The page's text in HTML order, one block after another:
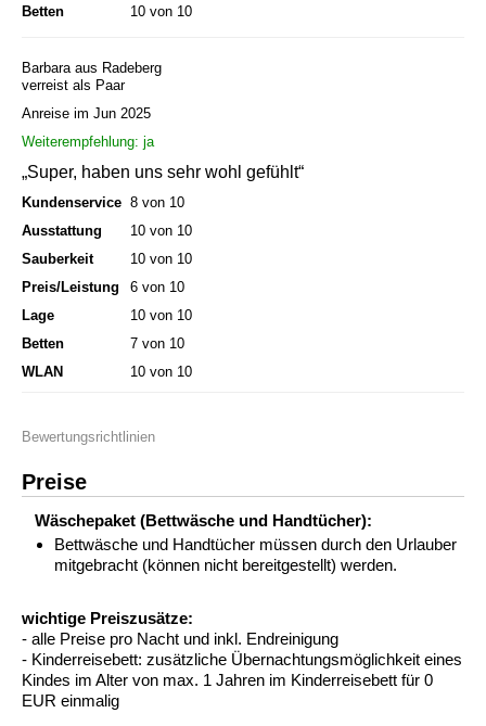
Betten
10 von 10
Barbara aus Radeberg
verreist als Paar
Anreise im Jun 2025
Weiterempfehlung: ja
„Super, haben uns sehr wohl gefühlt“
Kundenservice 8 von 10
Ausstattung
10 von 10
Sauberkeit
10 von 10
Preis/Leistung
6 von 10
Lage
10 von 10
Betten
7 von 10
WLAN
10 von 10
Bewertungsrichtlinien
Preise
Wäschepaket (Bettwäsche und Handtücher):
Bettwäsche und Handtücher müssen durch den Urlauber
mitgebracht (können nicht bereitgestellt) werden.
wichtige Preiszusätze:
- alle Preise pro Nacht und inkl. Endreinigung
- Kinderreisebett: zusätzliche Übernachtungsmöglichkeit eines
Kindes im Alter von max. 1 Jahren im Kinderreisebett für 0
EUR einmalig